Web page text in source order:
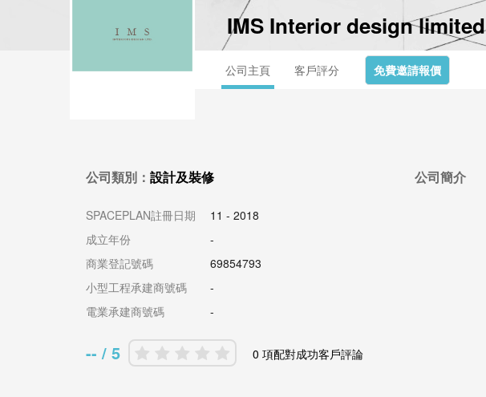
IMS Interior design limited
公司主頁 客戶評分 免費邀請報價
公司類別： 設計及裝修
SPACEPLAN註冊日期
11 - 2018
成立年份
-
商業登記號碼
69854793
小型工程承建商號碼
-
電業承建商號碼
-
-- / 5 0 項配對成功客戶評論
公司簡介